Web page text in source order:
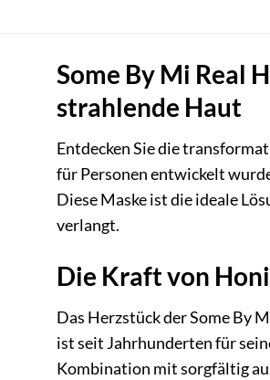
Some By Mi Real
strahlende Haut
Entdecken Sie die
für Personen entwickelt
Diese Maske ist die ideale
verlangt.
Die Kraft von
Das Herzstück der Some By
ist seit Jahrhunderten für
Kombination mit sorgfältig